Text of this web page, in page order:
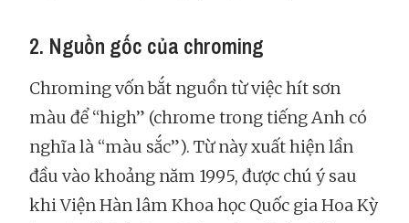
2. Nguồn gốc của chroming
Chroming vốn bắt nguồn từ việc hít sơn
màu để “high” (chrome trong tiếng Anh có
nghĩa là “màu sắc”). Từ này xuất hiện lần
đầu vào khoảng năm 1995, được chú ý sau
khi Viện Hàn lâm Khoa học Quốc gia Hoa Kỳ